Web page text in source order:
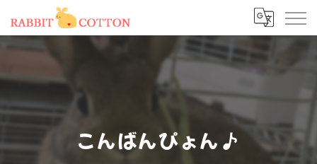
こんばんぴょん♪